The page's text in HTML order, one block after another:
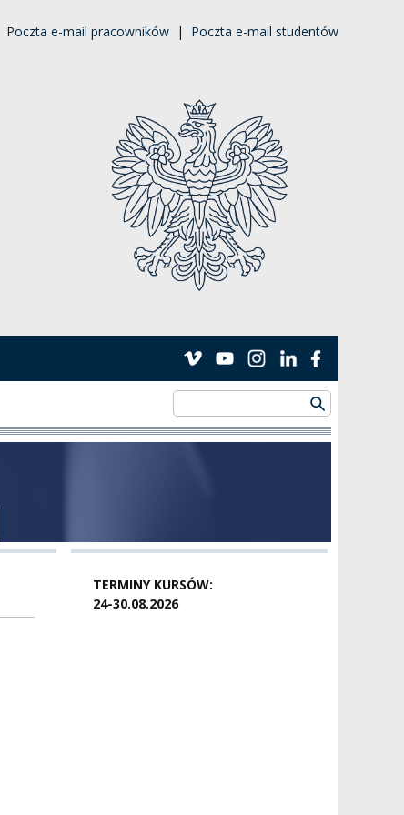
Poczta e-mail pracowników | Poczta e-mail studentów
TERMINY KURSÓW:
24-30.08.2026